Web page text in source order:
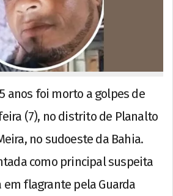
anos foi morto a golpes de
(7), no distrito de Planalto
no sudoeste da Bahia.
como principal suspeita
flagrante pela Guarda